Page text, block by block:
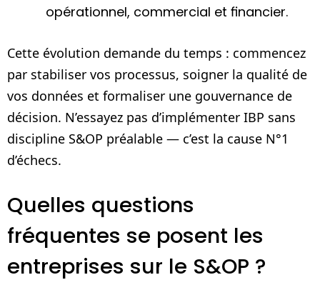
opérationnel, commercial et financier.
Cette évolution demande du temps : commencez
par stabiliser vos processus, soigner la qualité de
vos données et formaliser une gouvernance de
décision. N’essayez pas d’implémenter IBP sans
discipline S&OP préalable — c’est la cause N°1
d’échecs.
Quelles questions
fréquentes se posent les
entreprises sur le S&OP ?